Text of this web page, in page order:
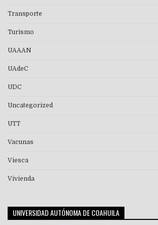
Transporte
Turismo
UAAAN
UAdeC
UDC
Uncategorized
UTT
Vacunas
Viesca
Vivienda
UNIVERSIDAD AUTÓNOMA DE COAHUILA